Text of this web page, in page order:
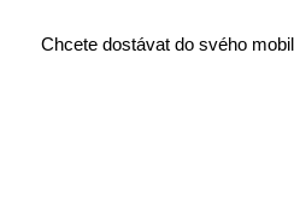
Chcete dostávat do svého